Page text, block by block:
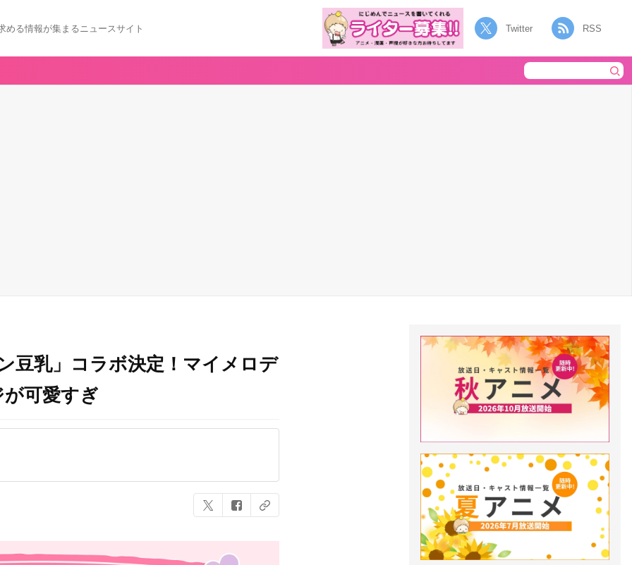
める情報が集まるニュースサイト Twitter RSS
豆乳」コラボ決定！マイメロデ
可愛すぎ